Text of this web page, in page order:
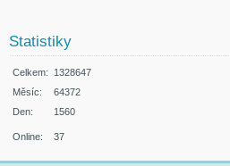
Statistiky
Online: 37
Celkem:
1328647
Měsíc:
64372
Den:
1560